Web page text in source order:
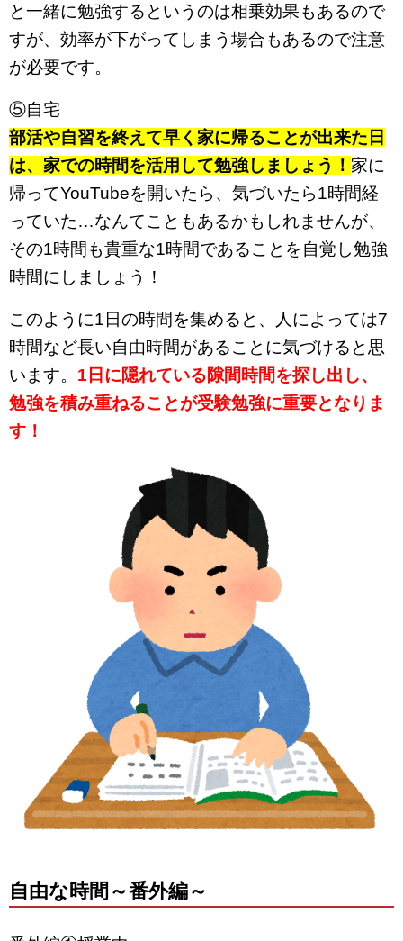
と一緒に勉強するというのは相乗効果もあるので
すが、効率が下がってしまう場合もあるので注意
が必要です。
⑤自宅
部活や自習を終えて早く家に帰ることが出来た日
は、家での時間を活用して勉強しましょう！ 家に
帰ってYouTubeを開いたら、気づいたら1時間経
っていた…なんてこともあるかもしれませんが、
その1時間も貴重な1時間であることを自覚し勉強
時間にしましょう！
このように1日の時間を集めると、人によっては7
時間など長い自由時間があることに気づけると思
います。 1 日に隠れている隙間時間を探し出し、
勉強を積み重ねることが受験勉強に重要となりま
す！
自由な時間～番外編～